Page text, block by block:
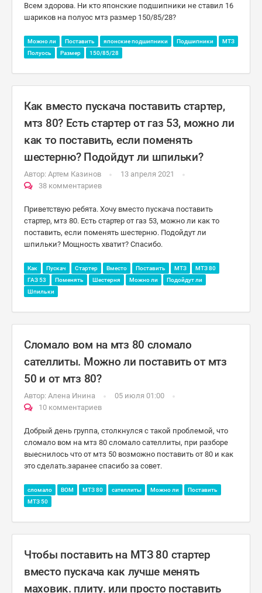
Всем здорова. Ни кто японские подшипники не ставил 16
шариков на полуос мтз размер 150/85/28?
Можно ли Поставить японские подшипники Подшипники
МТЗ
Полуось
Размер 150/85/28
Как вместо пускача поставить стартер,
мтз 80? Есть стартер от газ 53, можно ли
как то поставить, если поменять
шестерню? Подойдут ли шпильки?
Автор: Артем Казинов
13 апреля 2021
38 комментариев
Приветствую ребята. Хочу вместо пускача поставить
стартер, мтз 80. Есть стартер от газ 53, можно ли как то
поставить, если поменять шестерню. Подойдут ли
шпильки? Мощность хватит? Спасибо.
Как Пускач Стартер Вместо Поставить МТЗ
МТЗ 80
ГАЗ 53
Поменять Шестерня Можно ли
Подойдут ли
Шпильки
Сломало вом на мтз 80 сломало
сателлиты. Можно ли поставить от мтз
50 и от мтз 80?
Автор: Алена Инина
05 июля 01:00
10 комментариев
Добрый день группа, столкнулся с такой проблемой, что
сломало вом на мтз 80 сломало сателлиты, при разборе
выеснилось что от мтз 50 возможно поставить от 80 и как
это сделать.заранее спасибо за совет.
сломало ВОМ МТЗ 80 сателлиты Можно ли
Поставить
МТЗ 50
Чтобы поставить на МТЗ 80 стартер
вместо пускача как лучше менять
маховик. плиту. или просто поставить